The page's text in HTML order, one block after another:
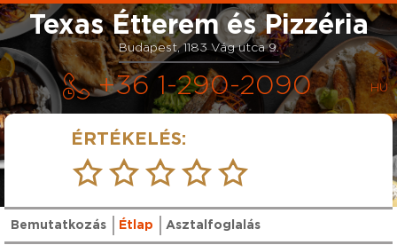
Texas Étterem és Pizzéria
Budapest, 1183 Vág utca 9.
+36 1-290-2090
ÉRTÉKELÉS:
Bemutatkozás Étlap Asztalfoglalás